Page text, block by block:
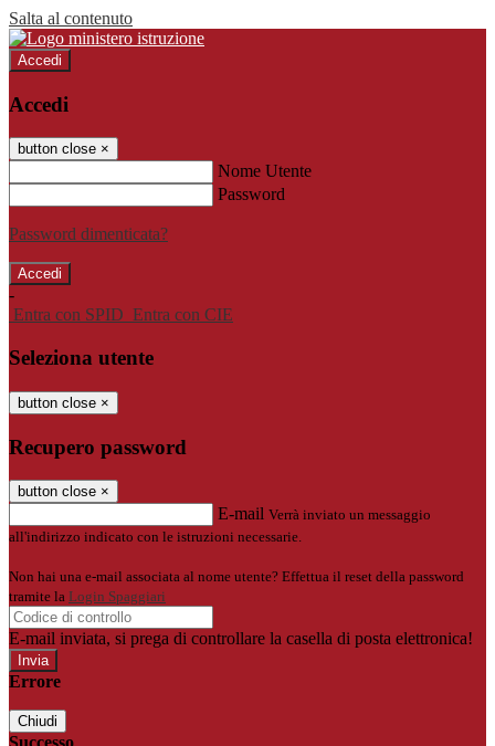
Salta al contenuto
Accedi
Accedi
button close ×
Nome Utente
Password
Password dimenticata?
-
Entra con SPID Entra con CIE
Seleziona utente
button close ×
Recupero password
button close ×
E-mail Verrà inviato un messaggio
all'indirizzo indicato con le istruzioni necessarie.
Non hai una e-mail associata al nome utente? Effettua il reset della password
tramite la Login Spaggiari
E-mail inviata, si prega di controllare la casella di posta elettronica!
Errore
Chiudi